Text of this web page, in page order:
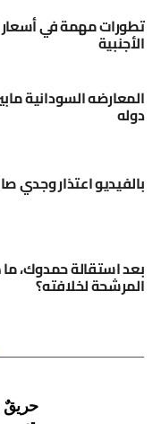
تطورات مهمة في أسعار
الأجنبية
المعارضه السودانية
دوله
بالفيديو اعتذار وجدي
بعد استقالة حمدوك، ما
المرشحة لخلافته؟
حريقٌ